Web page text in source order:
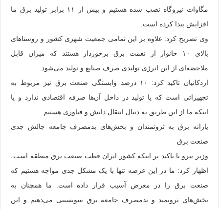
مگاوات نیروگاه نصب شده هستیم و بیش از ۱۱ برابر تولید برق ما
افزایش پیدا کرده است.
وی تصریح کرد: علاوه بر این تمامی جمعیت شهری کشور و روستاهای
بالای ۱۰ خانوار از نعمت برق برخوردار هستند که میزان قابل
ملاحضه‌ای از این انرژی تولیدی صرف صنایع و تولید می‌شود.
اردکانیان تاکید کرد: ۱۰ درصد وابستگی صنعت برق نیز مربوط به
تجهیزاتی است که یا تولید در داخل آن‌ها صرفه اقتصادی ندارد و یا
اینکه ما از این طریق به دنبال انتقال دانش و فناوری هستیم.
یارانه برق به ثروتمندان و بخش‌های بدمصرف جامعه چالش جدی
صنعت برق
وزیر نیرو با تاکید بر اینکه کشور ایران قطب صنعت برق منطقه است،
اظهار کرد: ما در این عرصه تنها با یک مشکل جدی مواجه هستیم که
صنعت برق را در معرض آسیب قرار داده است. ما همچنان به
بخش‌های ثروتمند و بدمصرف جامعه برق سوبسیتی می‌دهیم و این